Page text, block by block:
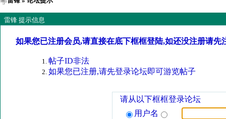
雷锋 提示信息
如果您已注册会员,请直接在底下框框登陆,如还没注册请先
帖子ID非法
如果您已注册,请先登录论坛即可游览帖子
请从以下框框登录论坛
用户名